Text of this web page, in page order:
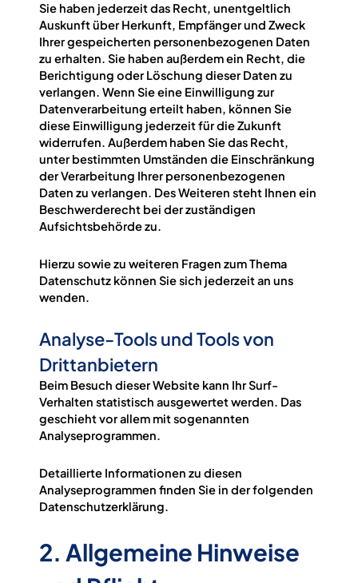
Sie haben jederzeit das Recht, unentgeltlich
Auskunft über Herkunft, Empfänger und Zweck
Ihrer gespeicherten personenbezogenen Daten
zu erhalten. Sie haben außerdem ein Recht, die
Berichtigung oder Löschung dieser Daten zu
verlangen. Wenn Sie eine Einwilligung zur
Datenverarbeitung erteilt haben, können Sie
diese Einwilligung jederzeit für die Zukunft
widerrufen. Außerdem haben Sie das Recht,
unter bestimmten Umständen die Einschränkung
der Verarbeitung Ihrer personenbezogenen
Daten zu verlangen. Des Weiteren steht Ihnen ein
Beschwerderecht bei der zuständigen
Aufsichtsbehörde zu.
Hierzu sowie zu weiteren Fragen zum Thema
Datenschutz können Sie sich jederzeit an uns
wenden.
Analyse-Tools und Tools von
Dritt­anbietern
Beim Besuch dieser Website kann Ihr Surf-
Verhalten statistisch ausgewertet werden. Das
geschieht vor allem mit sogenannten
Analyseprogrammen.
Detaillierte Informationen zu diesen
Analyseprogrammen finden Sie in der folgenden
Datenschutzerklärung.
2. Allgemeine Hinweise